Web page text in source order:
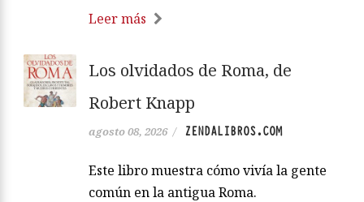
Leer más
Los olvidados de Roma, de
Robert Knapp
agosto 08, 2026 / ZENDALIBROS.COM
Este libro muestra cómo vivía la gente
común en la antigua Roma.